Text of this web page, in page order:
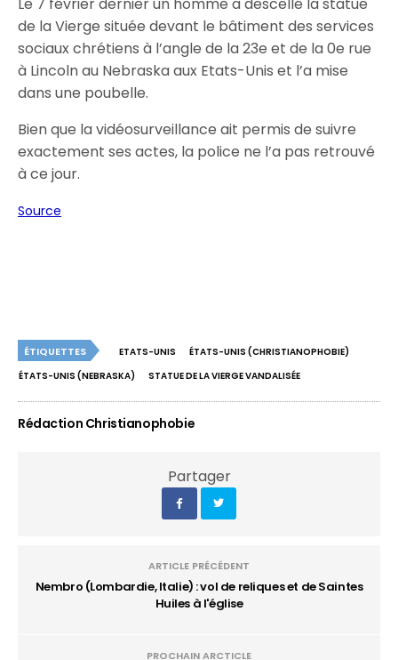
de la Vierge située devant le bâtiment des services
sociaux chrétiens à l’angle de la 23e et de la 0e rue
à Lincoln au Nebraska aux Etats-Unis et l’a mise
dans une poubelle.
Bien que la vidéosurveillance ait permis de suivre
exactement ses actes, la police ne l’a pas retrouvé
à ce jour.
Source
ÉTIQUETTES ETATS-UNIS
ÉTATS-UNIS (CHRISTIANOPHOBIE)
ÉTATS-UNIS (NEBRASKA)
STATUE DE LA VIERGE VANDALISÉE
Rédaction Christianophobie
Partager
ARTICLE PRÉCÉDENT
Nembro (Lombardie, Italie) : vol de reliques et de Saintes
Huiles à l'église
PROCHAIN ARCTICLE